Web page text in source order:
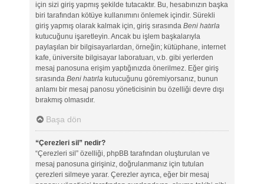
için sizi giriş yapmış şekilde tutacaktır. Bu, hesabınızın başka
biri tarafından kötüye kullanımını önlemek içindir. Sürekli
giriş yapmış olarak kalmak için, giriş sırasında Beni hatırla
kutucuğunu işaretleyin. Ancak bu işlem başkalarıyla
paylaşılan bir bilgisayarlardan, örneğin; kütüphane, internet
kafe, üniversite bilgisayar laboratuarı, v.b. gibi yerlerden
mesaj panosuna erişim yaptığınızda önerilmez. Eğer giriş
sırasında Beni hatırlakutucuğunu göremiyorsanız, bunun
anlamı bir mesaj panosu yöneticisinin bu özelliği devre dışı
bırakmış olmasıdır.
Başa dön
“Çerezleri sil” nedir?
“Çerezleri sil” özelliği, phpBB tarafından oluşturulan ve
mesaj panosuna girişiniz, doğrulanmanız için tutulan
çerezleri silmeye yarar. Çerezler ayrıca, eğer bir mesaj